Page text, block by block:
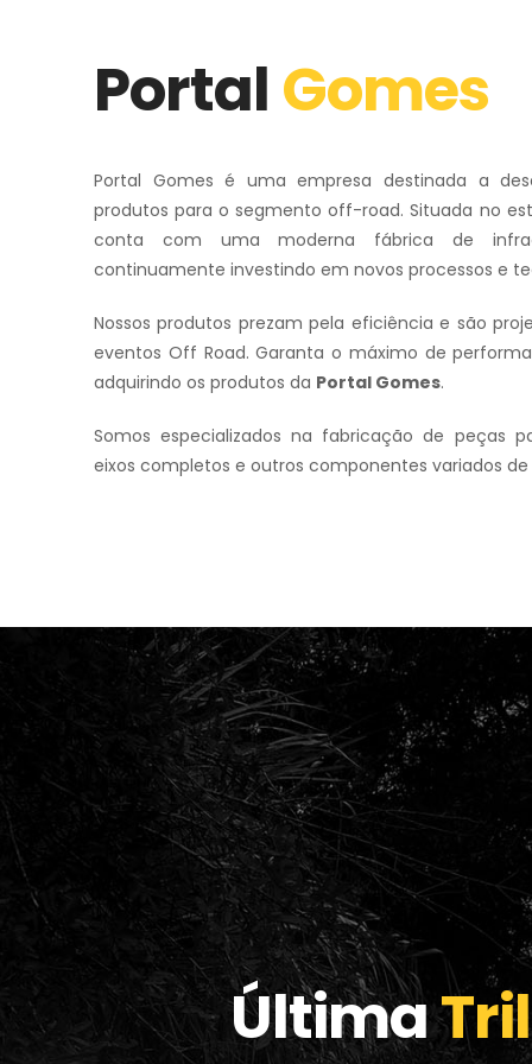
Portal Gomes
Portal Gomes é uma empresa destinada a
produtos para o segmento off-road. Situada no
conta com uma moderna fábrica de
continuamente investindo em novos processos e
Nossos produtos prezam pela eficiência e são
eventos Off Road. Garanta o máximo de
adquirindo os produtos da Portal Gomes.
Somos especializados na fabricação de peças
eixos completos e outros componentes variados
Última